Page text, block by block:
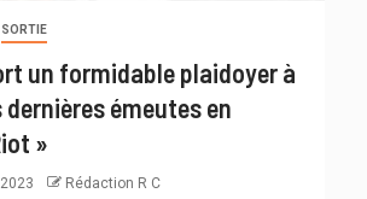
SORTIE
un formidable plaidoyer à
émeutes en
»
Rédaction R C